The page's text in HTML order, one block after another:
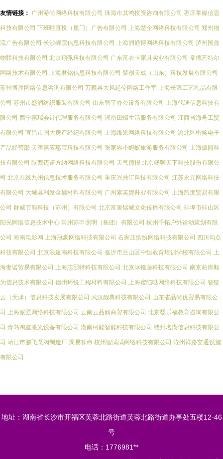
友情链接： 广州游尚网络科技有限公司 珠海市其鸿投资咨询有限公司 枣庄掌媒信息
科技有限公司 下班啦直投（厦门）广告有限公司 上海楚企网络科技有限公司 郑州物
流广告有限公司 长沙缠宗信息科技有限公司 上海润通博网络科技有限公司 泸州国鼎
物联科技有限公司 北京翔佩科技有限公司 广东富衣卡家具实业有限公司 常德艺特尔
网络技术有限公司 上海君铭信息科技有限公司 聚创天成（山东）科技发展有限公司
苏州博厚网络信息咨询有限公司 万载县大风起兮网络工作室 上海长浪工艺礼品有限
公司 苏州市盛润纺织服装有限公司 山东智享办公设备有限公司 上海代速信息科技有
限公司 西宁嘉瑞会计代理服务有限公司 湖南田螺生活服务有限公司 江西省海舟工贸
有限公司 宜昌市国大房产经纪有限公司 上海绛果网络科技有限公司 渝北区楷笑电子
产品经营部 天津嘉应惠宝科技有限公司 张家界小蚂蚁旅游服务有限公司 上海徽照科
技有限公司 陕西迈诺方纳网络科技有限公司 天气预报 北京畅聊天下科技股份有限公
司 北京在线九州信息技术服务有限公司 重庆兴鼎汇科技有限公司 江苏永元网络科技
有限公司 大城县利发金属材料有限公司 广州索芙妮鞋业有限公司 上海跨度贸易有限
公司 群威节能科技（苏州）有限公司 北京富泉铭城文化传播有限公司 蚌埠市蚌山区
阳光网络信息技术中心 常州苏申照明（集团）有限公司 杭州千拓户外运动策划有限
公司 海南电影网 上海冠豪网络科技有限公司 石家庄缤纷网络科技有限公司 四川勾点
科技有限公司 北京浪建南科技有限公司 临沂市兰山区中恒教育培训学校有限公司 上
海妻诺贸易有限公司 上海志熙特科技有限公司 北京冰镜藤科技有限公司 南京柏御顺
为信息技术有限公司 德州环悦工程材料有限公司 上海蜜陆哒网络科技有限公司 智链
云（天津）信息科技发展有限公司 武汉靓典科技有限公司 山东省品尚优贸易有限公
司 上海派匠网络科技有限公司 云南云品购商贸有限公司 北京婴乐福教育咨询有限公
司 青岛鸿鑫激光设备有限公司 湖南柯能智能科技有限公司 赣州名湖信息科技有限公
司 靖江市鹏飞泵阀制造厂 周易算命 杭州智满满网络科技有限公司 沧州祥路交通设施
有限公司
地址：湖南省长沙市开福区芙蓉北路街道芙蓉北路街道办事处五楼12-46
号
电话：1776981**